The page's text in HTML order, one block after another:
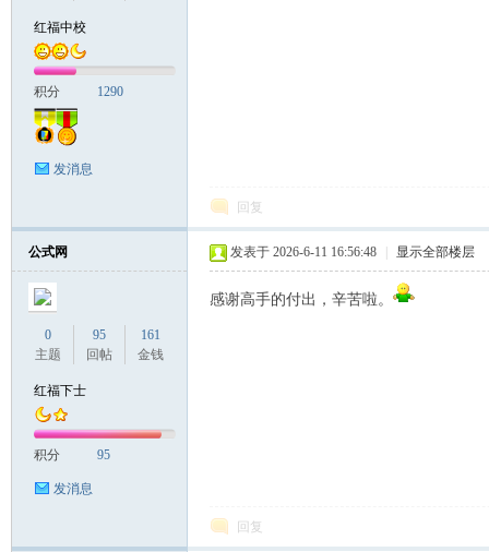
红福中校
积分 1290
发消息
回复
公式网
0
主题
95
回帖
161
金钱
红福下士
积分 95
发消息
发表于 2026-6-11 16:56:48 显示全部楼层
感谢高手的付出，辛苦啦。
回复